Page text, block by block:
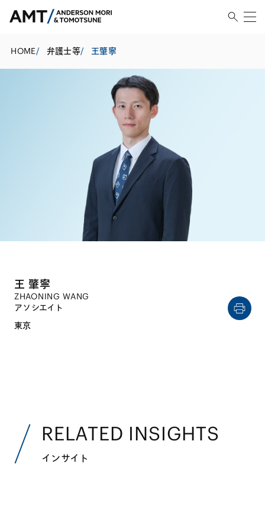
HOME/ 弁護士等/ 王肇寧
王 肇寧
ZHAONING WANG
アソシエイト
東京
RELATED INSIGHTS
インサイト